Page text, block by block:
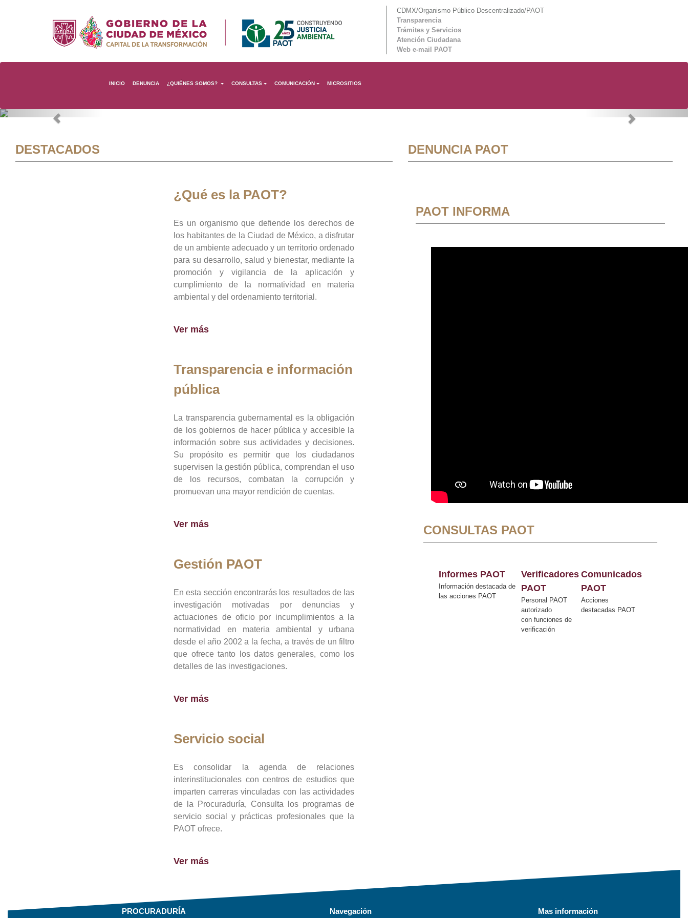
CDMX/Organismo Público Descentralizado/PAOT
Transparencia
Trámites y Servicios
Atención Ciudadana
Web e-mail PAOT
INICIO DENUNCIA ¿QUIÉNES SOMOS? CONSULTAS COMUNICACIÓN MICROSITIOS
Previous Next
DESTACADOS
¿Qué es la PAOT?
Es un organismo que defiende los derechos de
los habitantes de la Ciudad de México, a disfrutar
de un ambiente adecuado y un territorio ordenado
para su desarrollo, salud y bienestar, mediante la
promoción y vigilancia de la aplicación y
cumplimiento de la normatividad en materia
ambiental y del ordenamiento territorial.
Ver más
Transparencia e información
pública
La transparencia gubernamental es la obligación
de los gobiernos de hacer pública y accesible la
información sobre sus actividades y decisiones.
Su propósito es permitir que los ciudadanos
supervisen la gestión pública, comprendan el uso
de los recursos, combatan la corrupción y
promuevan una mayor rendición de cuentas.
Ver más
Gestión PAOT
En esta sección encontrarás los resultados de las
investigación motivadas por denuncias y
actuaciones de oficio por incumplimientos a la
normatividad en materia ambiental y urbana
desde el año 2002 a la fecha, a través de un filtro
que ofrece tanto los datos generales, como los
detalles de las investigaciones.
Ver más
Servicio social
Es consolidar la agenda de relaciones
interinstitucionales con centros de estudios que
imparten carreras vinculadas con las actividades
de la Procuraduría, Consulta los programas de
servicio social y prácticas profesionales que la
PAOT ofrece.
Ver más
DENUNCIA PAOT
PAOT INFORMA
CONSULTAS PAOT
Informes PAOT
Información destacada de
las acciones PAOT
Verificadores
PAOT
Personal PAOT
autorizado
con funciones de
verificación
Comunicados
PAOT
Acciones
destacadas PAOT
PROCURADURÍA Navegación Mas información